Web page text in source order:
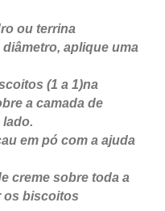
ou terrina
aplique uma
(1 a 1)na
a camada de
lado.
em pó com a ajuda
creme sobre toda a
os biscoitos